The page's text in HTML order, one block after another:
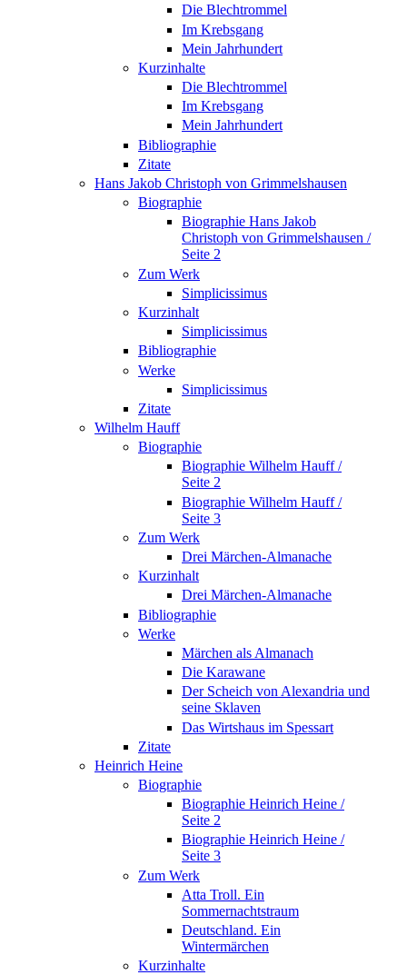
Die Blechtrommel
Im Krebsgang
Mein Jahrhundert
Kurzinhalte
Die Blechtrommel
Im Krebsgang
Mein Jahrhundert
Bibliographie
Zitate
Hans Jakob Christoph von Grimmelshausen
Biographie
Biographie Hans Jakob
Christoph von Grimmelshausen /
Seite 2
Zum Werk
Simplicissimus
Kurzinhalt
Simplicissimus
Bibliographie
Werke
Simplicissimus
Zitate
Wilhelm Hauff
Biographie
Biographie Wilhelm Hauff /
Seite 2
Biographie Wilhelm Hauff /
Seite 3
Zum Werk
Drei Märchen-Almanache
Kurzinhalt
Drei Märchen-Almanache
Bibliographie
Werke
Märchen als Almanach
Die Karawane
Der Scheich von Alexandria und
seine Sklaven
Das Wirtshaus im Spessart
Zitate
Heinrich Heine
Biographie
Biographie Heinrich Heine /
Seite 2
Biographie Heinrich Heine /
Seite 3
Zum Werk
Atta Troll. Ein
Sommernachtstraum
Deutschland. Ein
Wintermärchen
Kurzinhalte